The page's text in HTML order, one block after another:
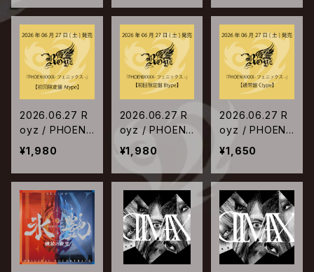
2026.06.27 R
oyz / PHOENI
XXXX-フェニッ
クス-【Type-A】
¥1,980
2026.06.27 R
oyz / PHOENI
XXXX-フェニッ
クス-【Type-B】
¥1,980
2026.06.27 R
oyz / PHOENI
XXXX-フェニッ
クス-【Type-C】
¥1,650